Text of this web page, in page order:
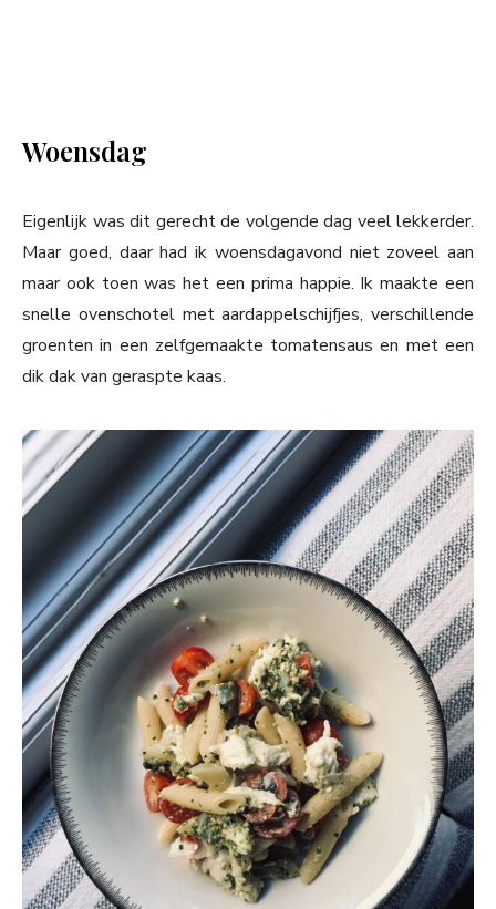
Woensdag
Eigenlijk was dit gerecht de volgende dag veel lekkerder.
Maar goed, daar had ik woensdagavond niet zoveel aan
maar ook toen was het een prima happie. Ik maakte een
snelle ovenschotel met aardappelschijfjes, verschillende
groenten in een zelfgemaakte tomatensaus en met een
dik dak van geraspte kaas.